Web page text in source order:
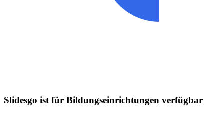
Slidesgo ist für Bildungseinrichtungen verfügbar